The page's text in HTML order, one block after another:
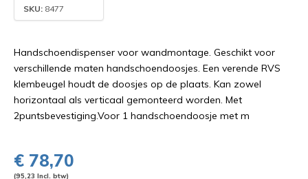
SKU: 8477
Handschoendispenser voor wandmontage. Geschikt voor
verschillende maten handschoendoosjes. Een verende RVS
klembeugel houdt de doosjes op de plaats. Kan zowel
horizontaal als verticaal gemonteerd worden. Met
2puntsbevestiging.Voor 1 handschoendoosje met m
€ 78,70
(95,23 Incl. btw)